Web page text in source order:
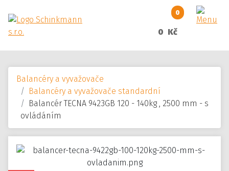
0
0 Kč
KONTAKTY
Balancéry a vyvažovače
Balancéry a vyvažovače standardní
Balancér TECNA 9423GB 120 - 140kg , 2500 mm - s
ovládáním